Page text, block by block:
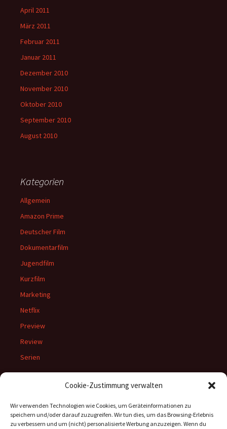
Cookie-Zustimmung verwalten
Wir verwenden Technologien wie Cookies, um Geräteinformationen zu
speichern und/oder darauf zuzugreifen. Wir tun dies, um das Browsing-Erlebnis
zu verbessern und um (nicht) personalisierte Werbung anzuzeigen. Wenn du
April 2011
März 2011
Februar 2011
Januar 2011
Dezember 2010
November 2010
Oktober 2010
September 2010
August 2010
Kategorien
Allgemein
Amazon Prime
Deutscher Film
Dokumentarfilm
Jugendfilm
Kurzfilm
Marketing
Netflix
Preview
Review
Serien
Meta
Anmelden